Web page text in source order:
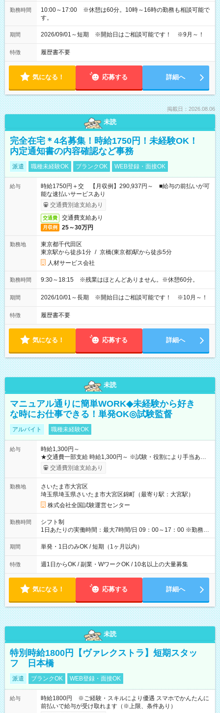
勤務時間
10:00～17:00 ※休憩は60分。10時～16時の勤務も相談可能で
す。
期間 2026/09/01～短期 ※開始日はご相談可能です！ ※9月～！
特徴 履歴書不要
気になる！ 応募する 詳細へ
掲載日：2026.08.06
未読
完全在宅＊4名募集！時給1750円！未経験OK！
内定通知書の内容確認など事務
派遣 職種未経験OK ブランクOK WEB登録・面接OK
給与
時給1750円＋交 【月収例】290,937円～ ■給与の前払いが可
能な速払いサービスあり
交通費別途支給あり
交通費 交通費支給あり
月収例 25～30万円
勤務地
東京都千代田区
東京駅から徒歩1分 / 京橋(東京都)駅から徒歩5分
人材サービス会社
勤務時間 9:30～18:15 ※残業はほとんどありません。※休憩60分。
期間 2026/10/01～長期 ※開始日はご相談可能です！ ※10月～！
特徴 履歴書不要
気になる！ 応募する 詳細へ
未読
マニュアル通りに簡単WORK◆未経験から好き
な時にお仕事できる！単発OK◎試験監督
アルバイト 職種未経験OK
給与
時給1,300円～
★交通費一部支給 時給1,300円～ ※試験・役割により手当あり
※勤務回数により昇給あり 【即給（前払い）オプションあ
り！】 希望される場合、勤務から1週間ほどで給与の一部を受け
例】 ・河合塾模擬試験 8:30～17:30（休憩1時間） 時給1,300円
×8時間＝日収10,400円＋交通費 ※当日の役割により時給＋100
円の場合あり ・国家試験 7:00～13:30（休憩なし） 時給1,300
円（役割手当＋100円）×6時間＝日収8,400円＋交通費 【試用期
間】試用期間なし
交通費別途支給あり
勤務地
さいたま市大宮区
埼玉県埼玉県さいたま市大宮区錦町（最寄り駅：大宮駅）
株式会社全国試験運営センター
勤務時間
シフト制
1日あたりの実働時間：最大7時間/日 09：00～17：00 ※勤務時
間は 試験により異なります。
期間 単発・1日のみOK / 短期（1ヶ月以内）
特徴 週1日からOK / 副業・WワークOK / 10名以上の大量募集
気になる！ 応募する 詳細へ
未読
特別時給1800円【ヴァレクストラ】短期スタッ
フ 日本橋
派遣 ブランクOK WEB登録・面接OK
給与
時給1800円 ※ご経験・スキルにより優遇 スマホでかんたんに
前払いで給与が受け取れます（※上限、条件あり）